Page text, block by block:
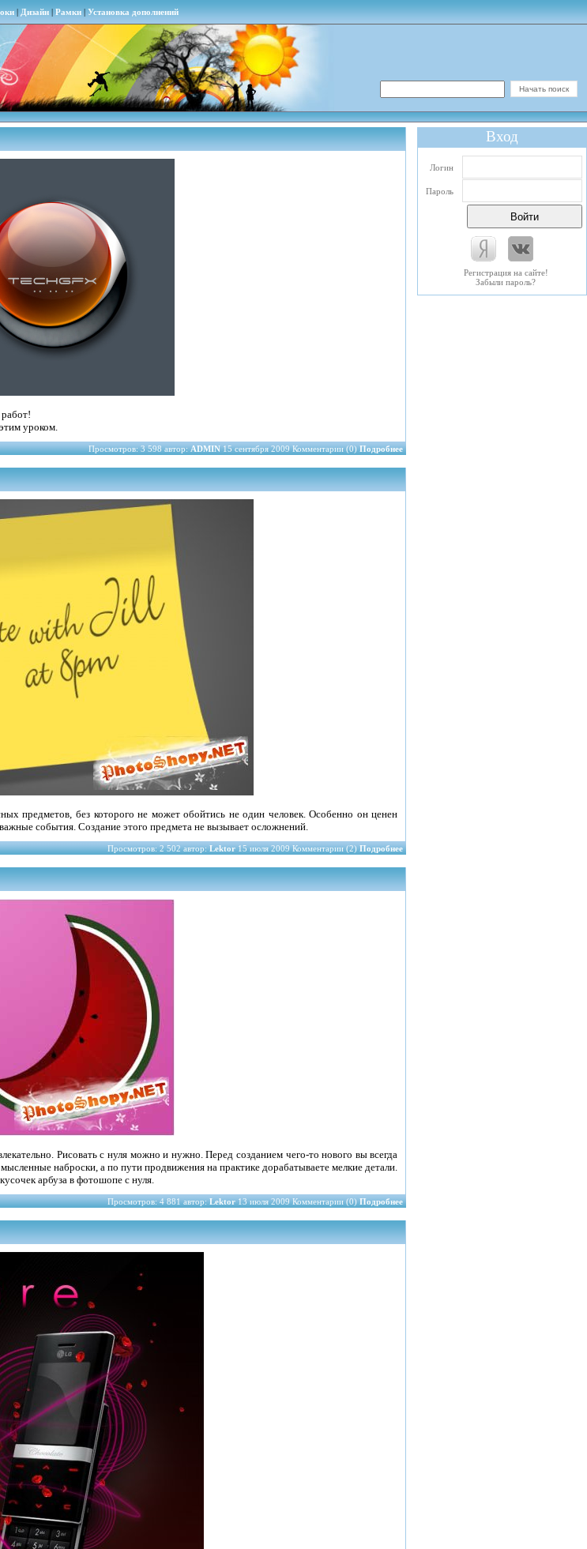
| Дизайн| Рамки| Установка дополнений
Вход
Логин
Пароль
Регистрация на сайте!
Забыли пароль?
уроком.
Просмотров: 3 598 автор:ADMIN15 сентября 2009 Комментарии (0)Подробнее
предметов, без которого не может обойтись не один человек. Особенно он ценен
события. Создание этого предмета не вызывает осложнений.
Просмотров: 2 502 автор:Lektor15 июля 2009 Комментарии (2)Подробнее
Рисовать с нуля можно и нужно. Перед созданием чего-то нового вы всегда
наброски, а по пути продвижения на практике дорабатываете мелкие детали.
арбуза в фотошопе с нуля.
Просмотров: 4 881 автор:Lektor13 июля 2009 Комментарии (0)Подробнее